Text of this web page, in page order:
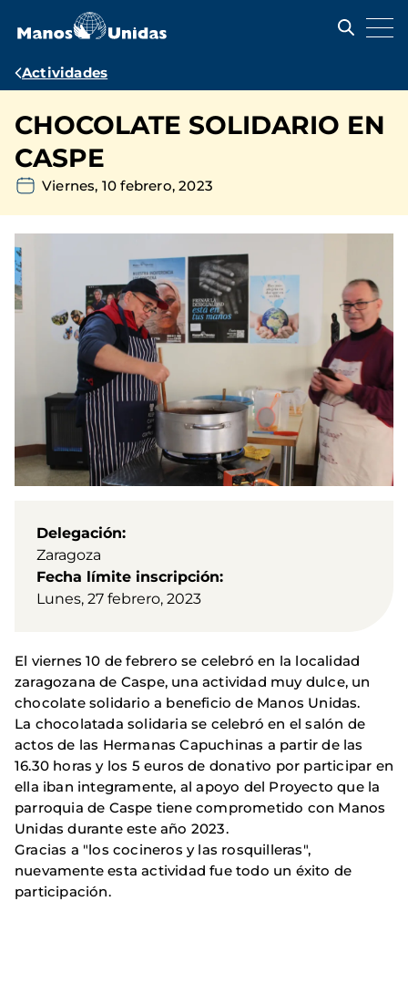
contenido
Ruta
navegación
Actividades
CHOCOLATE SOLIDARIO EN
CASPE
Viernes, 10 febrero, 2023
Delegación
Zaragoza
Fecha límite inscripción
Lunes, 27 febrero, 2023
El viernes 10 de febrero se celebró en la localidad
zaragozana de Caspe, una actividad muy dulce, un
chocolate solidario a beneficio de Manos Unidas.
La chocolatada solidaria se celebró en el salón de
actos de las Hermanas Capuchinas a partir de las
16.30 horas y los 5 euros de donativo por participar en
ella iban integramente, al apoyo del Proyecto que la
parroquia de Caspe tiene comprometido con Manos
Unidas durante este año 2023.
Gracias a "los cocineros y las rosquilleras",
nuevamente esta actividad fue todo un éxito de
participación.